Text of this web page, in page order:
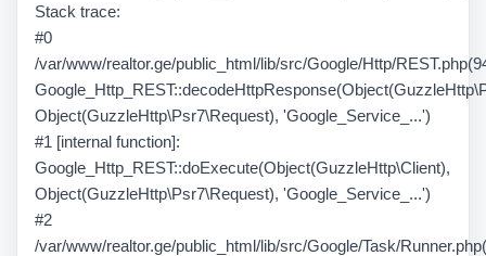
Stack trace:
#0
/var/www/realtor.ge/public_html/lib/src/Google/Http/
Object(GuzzleHttp\Psr7\Request), 'Google_Service_...')
#1 [internal function]:
Google_Http_REST::doExecute(Object(GuzzleHttp\Client),
Object(GuzzleHttp\Psr7\Request), 'Google_Service_...')
#2
/var/www/realtor.ge/public_html/lib/src/Google/Task/